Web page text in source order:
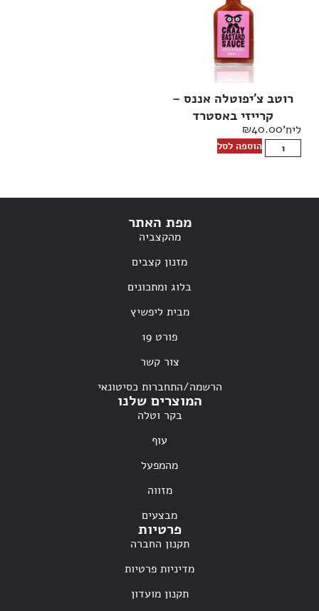
רוטב צ’יפוטלה אננס –
קרייזי באסטרד
ליח' ₪40.00
הוספה לסל
מפת האתר
מהקצביה
מזנון קצבים
בלוג ומתכונים
מבית ליפשיץ
פורט 19
צור קשר
הרשמה/התחברות כסיטונאי
המוצרים שלנו
בקר וטלה
עוף
מהמפעל
מזווה
מבצעים
פרטיות
תקנון החברה
מדיניות פרטיות
תקנון מועדון